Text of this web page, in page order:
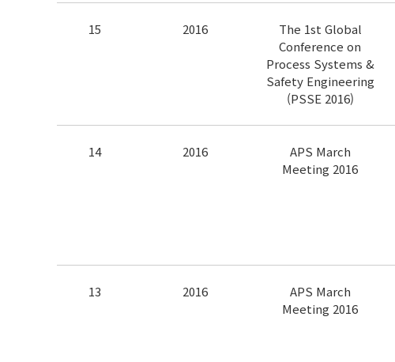
15 2016
The 1st Global
Conference on
Process Systems &
Safety Engineering
(PSSE 2016)
14 2016
APS March
Meeting 2016
13 2016
APS March
Meeting 2016